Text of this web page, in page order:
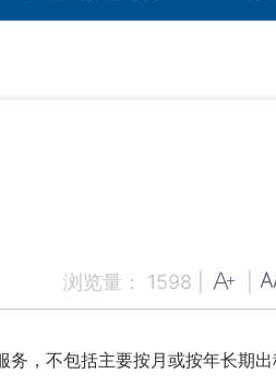
浏览量： 1598
，不包括主要按月或按年长期